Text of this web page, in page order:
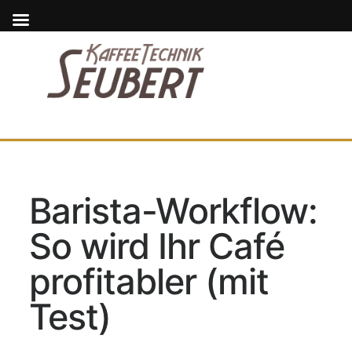
Barista-Workflow:
So wird Ihr Café
profitabler (mit
Test)